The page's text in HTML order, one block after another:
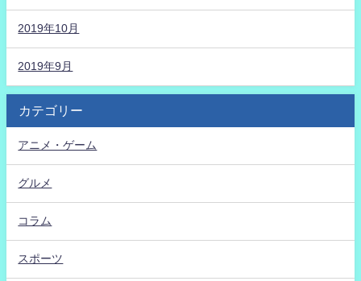
2019年10月
2019年9月
カテゴリー
アニメ・ゲーム
グルメ
コラム
スポーツ